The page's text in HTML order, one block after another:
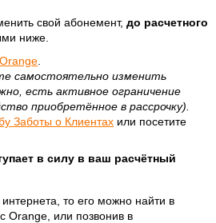
свой абонемент, до расчетного
ниже.
самостоятельно изменить
есть активное ограничение
приобретённое в рассрочку).
Заботы о Клиентах или посетите
в силу в ваш расчётный
то его можно найти в
Orange, или позвонив в